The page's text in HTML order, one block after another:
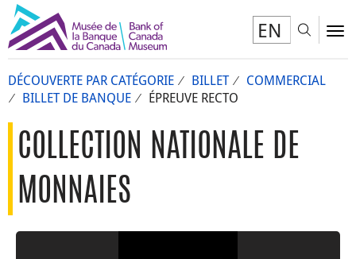
EN
DÉCOUVERTE PAR CATÉGORIE BILLET
COMMERCIAL
BILLET DE BANQUE
ÉPREUVE RECTO
COLLECTION NATIONALE DE
MONNAIES